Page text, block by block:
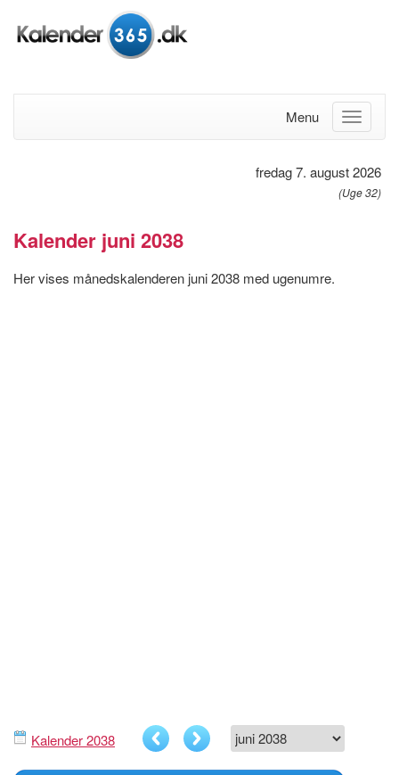
Menu
fredag 7. august 2026
(Uge 32)
Kalender juni 2038
Her vises månedskalenderen juni 2038 med ugenumre.
Kalender 2038